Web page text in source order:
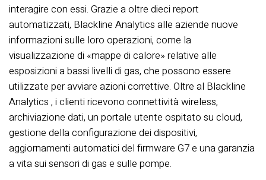
interagire con essi. Grazie a oltre dieci report
automatizzati, Blackline Analytics alle aziende nuove
informazioni sulle loro operazioni, come la
visualizzazione di «mappe di calore» relative alle
esposizioni a bassi livelli di gas, che possono essere
utilizzate per avviare azioni correttive. Oltre al Blackline
Analytics , i clienti ricevono connettività wireless,
archiviazione dati, un portale utente ospitato su cloud,
gestione della configurazione dei dispositivi,
aggiornamenti automatici del firmware G7 e una garanzia
a vita sui sensori di gas e sulle pompe.